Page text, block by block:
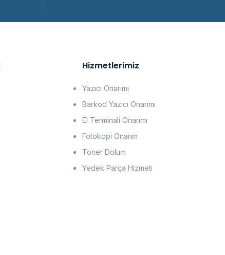
Hizmetlerimiz
Yazıcı Onarımı
Barkod Yazıcı Onarımı
El Terminali Onarımı
Fotokopi Onarım
Toner Dolum
Yedek Parça Hizmeti